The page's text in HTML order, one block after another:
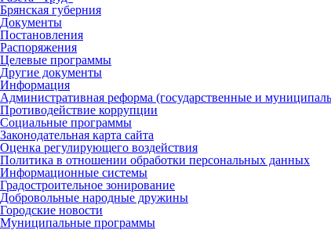
Брянская губерния
Документы
Постановления
Распоряжения
Целевые программы
Другие документы
Информация
Административная реформа (государственные и
Противодействие коррупции
Социальные программы
Законодательная карта сайта
Оценка регулирующего воздействия
Политика в отношении обработки персональных данных
Информационные системы
Градостроительное зонирование
Добровольные народные дружины
Городские новости
Муниципальные программы